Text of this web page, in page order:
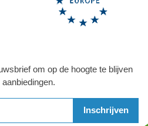
om op de hoogte te blijven
Inschrijven